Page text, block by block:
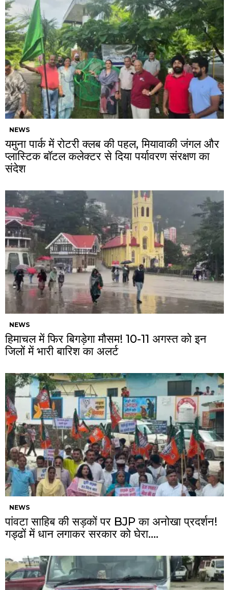
NEWS
यमुना पार्क में रोटरी क्लब की पहल, मियावाकी जंगल और
प्लास्टिक बॉटल कलेक्टर से दिया पर्यावरण संरक्षण का
संदेश
NEWS
हिमाचल में फिर बिगड़ेगा मौसम! 10-11 अगस्त को इन
जिलों में भारी बारिश का अलर्ट
NEWS
पांवटा साहिब की सड़कों पर BJP का अनोखा प्रदर्शन!
गड्ढों में धान लगाकर सरकार को घेरा….